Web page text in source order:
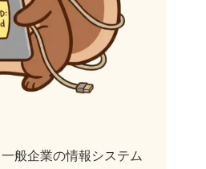
般企業の情報システム